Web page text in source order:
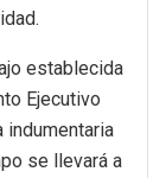
establecida
Ejecutivo
indumentaria
se llevará a